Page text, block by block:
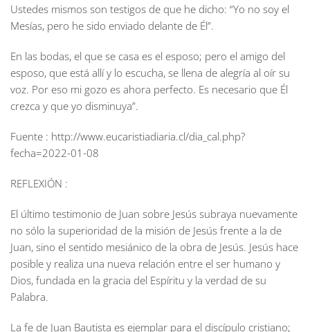
Ustedes mismos son testigos de que he dicho: “Yo no soy el
Mesías, pero he sido enviado delante de Él”.
En las bodas, el que se casa es el esposo; pero el amigo del
esposo, que está allí y lo escucha, se llena de alegría al oír su
voz. Por eso mi gozo es ahora perfecto. Es necesario que Él
crezca y que yo disminuya”.
Fuente : http://www.eucaristiadiaria.cl/dia_cal.php?
fecha=2022-01-08
REFLEXIÓN :
El último testimonio de Juan sobre Jesús subraya nuevamente
no sólo la superioridad de la misión de Jesús frente a la de
Juan, sino el sentido mesiánico de la obra de Jesús. Jesús hace
posible y realiza una nueva relación entre el ser humano y
Dios, fundada en la gracia del Espíritu y la verdad de su
Palabra.
La fe de Juan Bautista es ejemplar para el discípulo cristiano;